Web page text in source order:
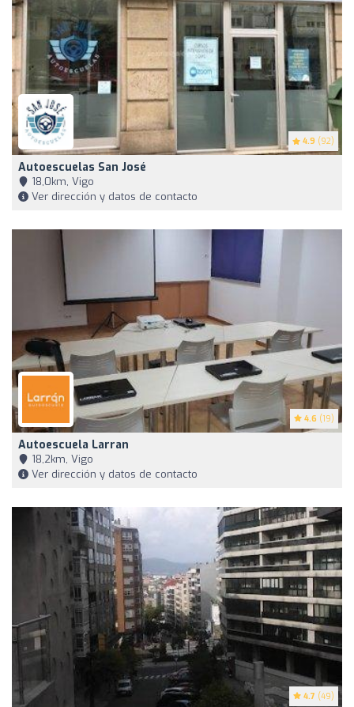
4.9 (92)
Autoescuelas San José
18,0km, Vigo
Ver dirección y datos de contacto
4.6 (19)
Autoescuela Larran
18,2km, Vigo
Ver dirección y datos de contacto
4.7 (49)